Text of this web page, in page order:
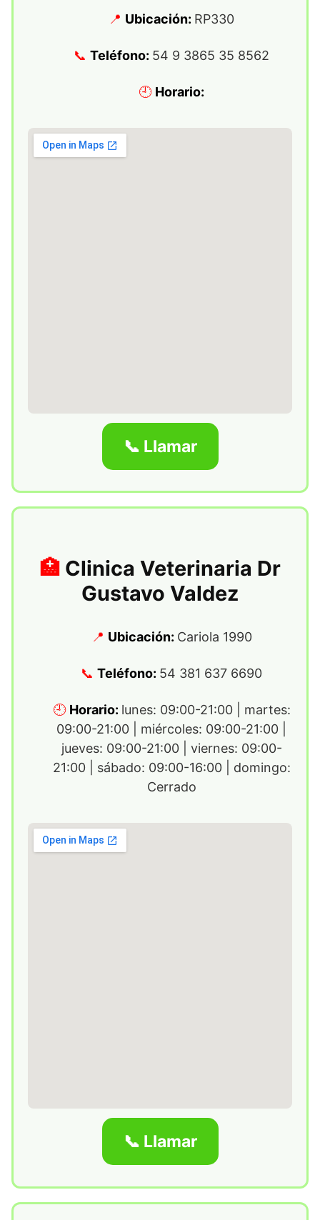
Ubicación: RP330
Teléfono: 54 9 3865 35 8562
Horario:
📞 Llamar
Clinica Veterinaria Dr
Gustavo Valdez
Ubicación: Cariola 1990
Teléfono: 54 381 637 6690
Horario: lunes: 09:00-21:00 | martes:
09:00-21:00 | miércoles: 09:00-21:00 |
jueves: 09:00-21:00 | viernes: 09:00-
21:00 | sábado: 09:00-16:00 | domingo:
Cerrado
📞 Llamar